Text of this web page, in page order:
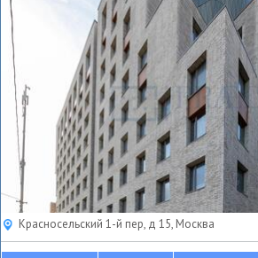
Красносельский 1-й пер, д 15, Москва